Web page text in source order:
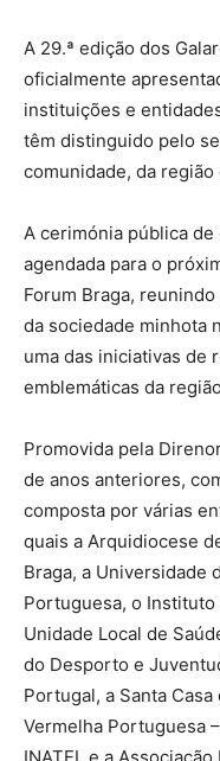
A 29.ª edição dos
oficialmente
instituições e
têm distinguido pelo
comunidade, da região
A cerimónia pública
agendada para o
Forum Braga,
da sociedade minhota
uma das iniciativas de
emblemáticas da
Promovida pela
de anos anteriores,
composta por várias
quais a Arquidiocese
Braga, a Universidade
Portuguesa, o Instituto
Unidade Local de
do Desporto e
Portugal, a Santa
Vermelha Portuguesa
INATEL e a